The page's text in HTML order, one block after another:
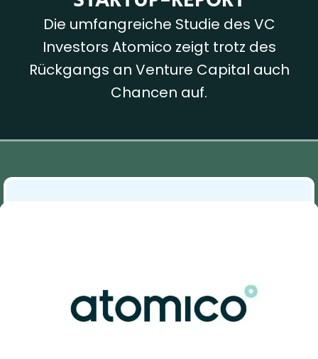
Die umfangreiche Studie des VC
Investors Atomico zeigt trotz des
Rückgangs an Venture Capital auch
Chancen auf.